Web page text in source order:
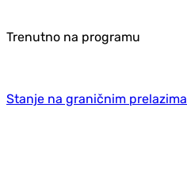
Trenutno na programu
Stanje na graničnim prelazima